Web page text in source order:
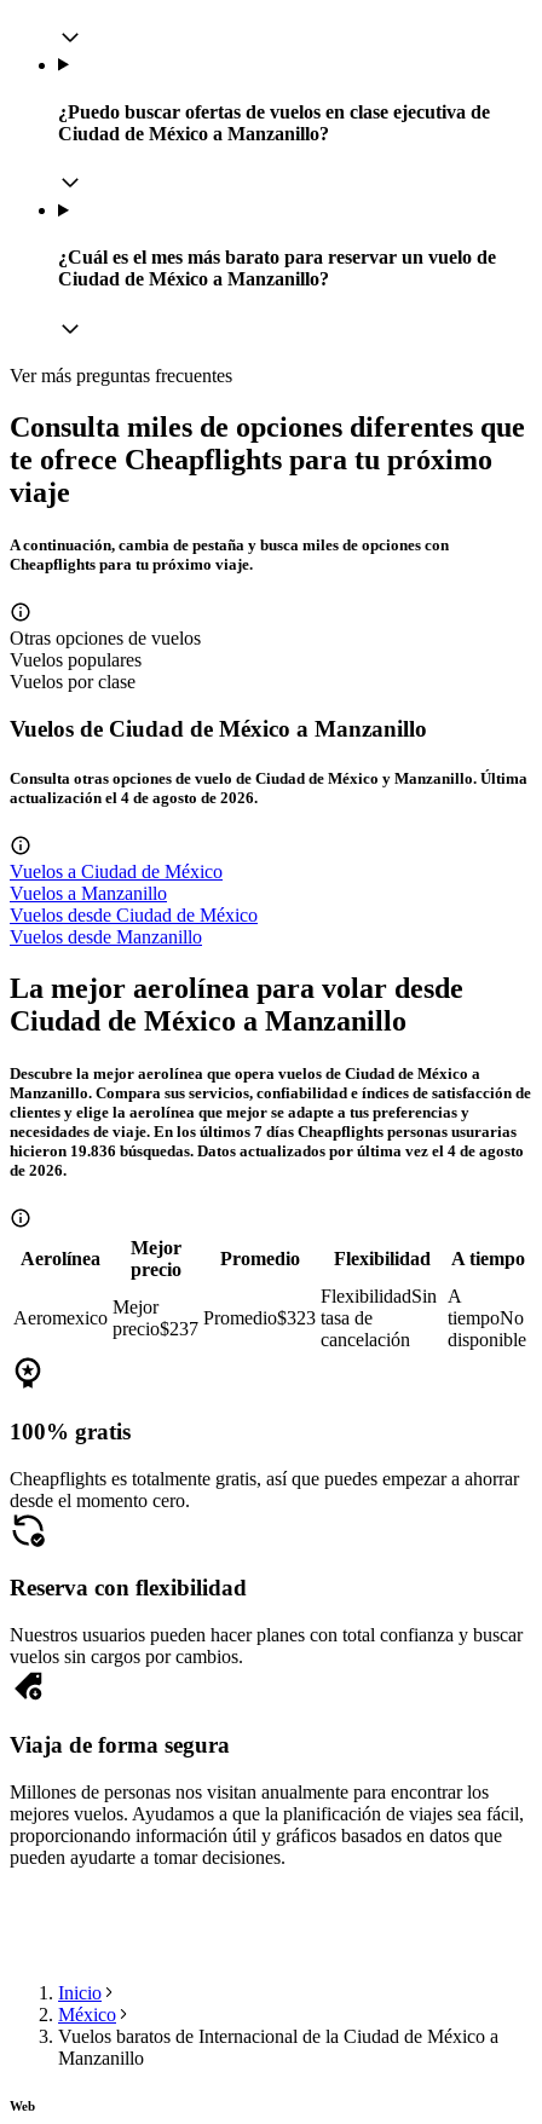
¿Puedo buscar ofertas de vuelos en clase ejecutiva de
Ciudad de México a Manzanillo?
¿Cuál es el mes más barato para reservar un vuelo de
Ciudad de México a Manzanillo?
Ver más preguntas frecuentes
Consulta miles de opciones diferentes que
te ofrece Cheapflights para tu próximo
viaje
A continuación, cambia de pestaña y busca miles de opciones con
Cheapflights para tu próximo viaje.
Otras opciones de vuelos
Vuelos populares
Vuelos por clase
Vuelos de Ciudad de México a Manzanillo
Consulta otras opciones de vuelo de Ciudad de México y Manzanillo. Última
actualización el 4 de agosto de 2026.
Vuelos a Ciudad de México
Vuelos a Manzanillo
Vuelos desde Ciudad de México
Vuelos desde Manzanillo
La mejor aerolínea para volar desde
Ciudad de México a Manzanillo
Descubre la mejor aerolínea que opera vuelos de Ciudad de México a
Manzanillo. Compara sus servicios, confiabilidad e índices de satisfacción de
clientes y elige la aerolínea que mejor se adapte a tus preferencias y
necesidades de viaje. En los últimos 7 días Cheapflights personas usurarias
hicieron 19.836 búsquedas. Datos actualizados por última vez el 4 de agosto
de 2026.
Aerolínea
Mejor
precio
Promedio Flexibilidad A tiempo
Aeromexico
Mejor
precio$237
Promedio$323
FlexibilidadSin
tasa de
cancelación
A
tiempoNo
disponible
100% gratis
Cheapflights es totalmente gratis, así que puedes empezar a ahorrar
desde el momento cero.
Reserva con flexibilidad
Nuestros usuarios pueden hacer planes con total confianza y buscar
vuelos sin cargos por cambios.
Viaja de forma segura
Millones de personas nos visitan anualmente para encontrar los
mejores vuelos. Ayudamos a que la planificación de viajes sea fácil,
proporcionando información útil y gráficos basados en datos que
pueden ayudarte a tomar decisiones.
Inicio
México
Vuelos baratos de Internacional de la Ciudad de México a
Manzanillo
Web